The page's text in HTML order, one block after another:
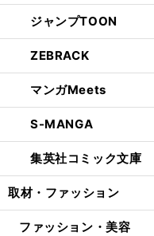
ジャンプTOON
ZEBRACK
マンガMeets
S-MANGA
集英社コミック文庫
取材・ファッション
ファッション・美容